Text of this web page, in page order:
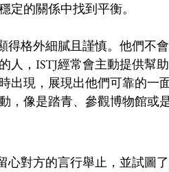
定的關係中找到平衡。
格外細膩且謹慎。他們不
人，ISTJ經常會主動提供幫
出現，展現出他們可靠的一
，像是踏青、參觀博物館或
心對方的言行舉止，並試圖